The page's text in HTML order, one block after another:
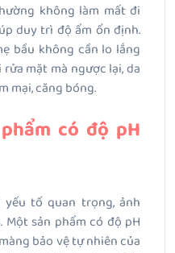
không làm mất đi
duy trì độ ẩm ổn định.
bầu không cần lo lắng
mặt mà ngược lại, da
mại, căng bóng.
có độ pH
tố quan trọng, ảnh
Một sản phẩm có độ pH
bảo vệ tự nhiên của